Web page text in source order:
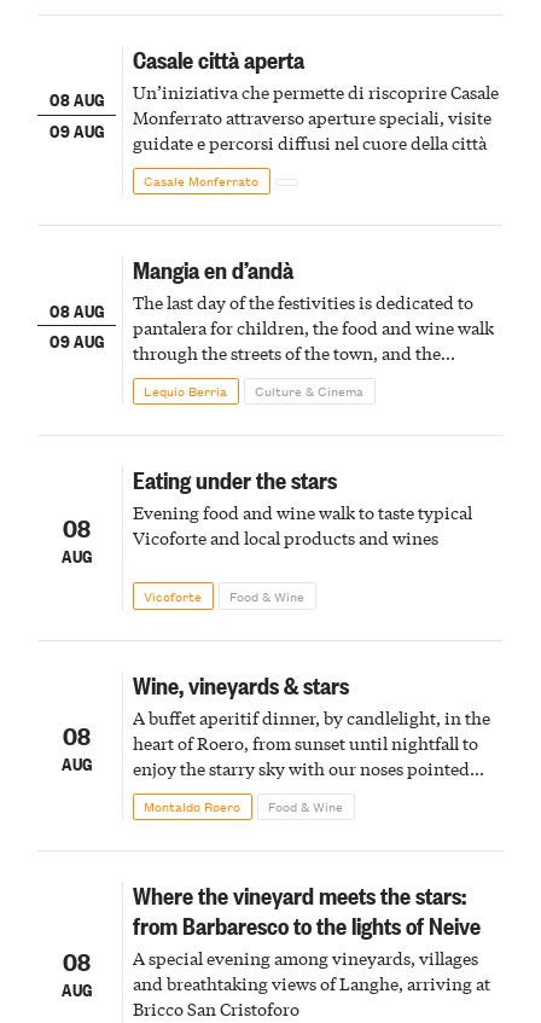
08 AUG
09 AUG
Casale città aperta
Un’iniziativa che permette di riscoprire Casale
Monferrato attraverso aperture speciali, visite
guidate e percorsi diffusi nel cuore della città
Casale Monferrato
08 AUG
09 AUG
Mangia en d’andà
The last day of the festivities is dedicated to
pantalera for children, the food and wine walk
through the streets of the town, and the
fireworks finale
Lequio Berria Culture & Cinema
08
AUG
Eating under the stars
Evening food and wine walk to taste typical
Vicoforte and local products and wines
Vicoforte Food & Wine
08
AUG
Wine, vineyards & stars
A buffet aperitif dinner, by candlelight, in the
heart of Roero, from sunset until nightfall to
enjoy the starry sky with our noses pointed
upward
Montaldo Roero Food & Wine
08
AUG
Where the vineyard meets the stars:
from Barbaresco to the lights of Neive
A special evening among vineyards, villages
and breathtaking views of Langhe, arriving at
Bricco San Cristoforo